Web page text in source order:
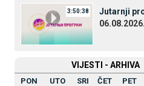
3:50:38
Јutarnji
06.08.2026.
VIЈESTI - ARHIVA
PON UTO SRI ČET PET